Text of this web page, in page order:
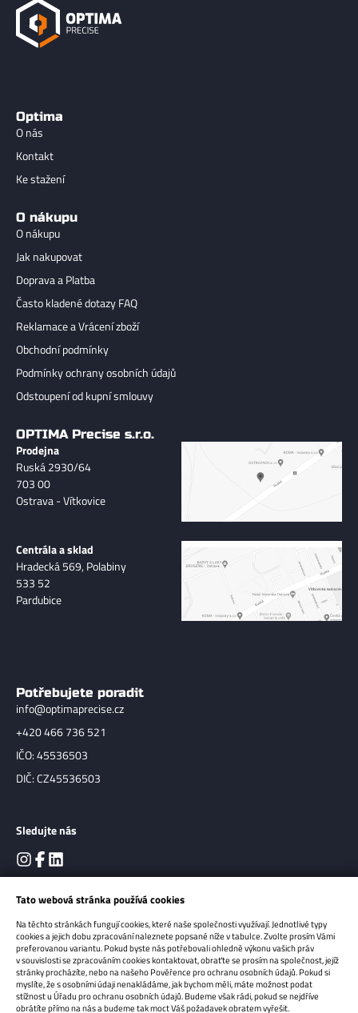
Optima
O nás
Kontakt
Ke stažení
O nákupu
O nákupu
Jak nakupovat
Doprava a Platba
Často kladené dotazy FAQ
Reklamace a Vrácení zboží
Obchodní podmínky
Podmínky ochrany osobních údajů
Odstoupení od kupní smlouvy
OPTIMA Precise s.r.o.
Prodejna
Ruská 2930/64
703 00
Ostrava - Vítkovice
Centrála a sklad
Hradecká 569, Polabiny
533 52
Pardubice
Potřebujete poradit
info@optimaprecise.cz
+420 466 736 521
IČO: 45536503
DIČ: CZ45536503
Sledujte nás
Copyright 2026OPTIMA Precise s.r.o.Všechna práva vyhrazena.
Tato webová stránka používá cookies
Na těchto stránkách fungují cookies, které naše společnosti využívají. Jednotlivé typy
cookies a jejich dobu zpracování naleznete popsané níže v tabulce. Zvolte prosím Vámi
preferovanou variantu. Pokud byste nás potřebovali ohledně výkonu vašich práv
v souvislosti se zpracováním cookies kontaktovat, obraťte se prosím na společnost, jejíž
stránky procházíte, nebo na našeho Pověřence pro ochranu osobních údajů. Pokud si
myslíte, že s osobními údaji nenakládáme, jak bychom měli, máte možnost podat
stížnost u Úřadu pro ochranu osobních údajů. Budeme však rádi, pokud se nejdříve
obrátíte přímo na nás a budeme tak moct Váš požadavek obratem vyřešit.